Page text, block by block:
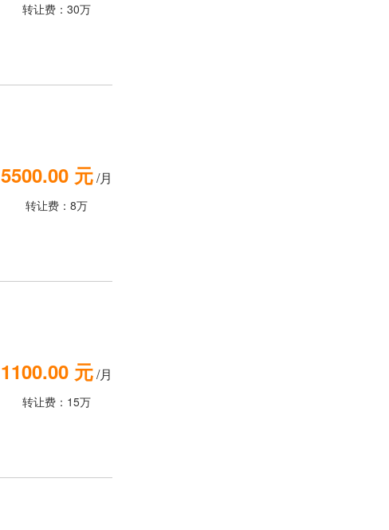
转让费：30万
5500.00 元/月
转让费：8万
1100.00 元/月
转让费：15万